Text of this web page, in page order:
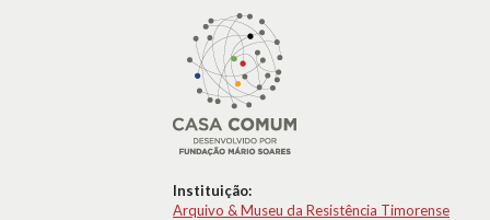
Instituição:
Arquivo & Museu da Resistência Timorense